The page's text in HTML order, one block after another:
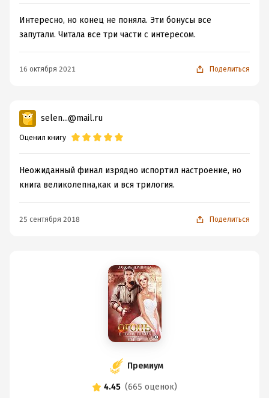
Интересно, но конец не поняла. Эти бонусы все
запутали. Читала все три части с интересом.
16 октября 2021 Поделиться
selen...@mail.ru
Оценил книгу
Неожиданный финал изрядно испортил настроение, но
книга великолепна,как и вся трилогия.
25 сентября 2018 Поделиться
Премиум
4.45 (665 оценок)